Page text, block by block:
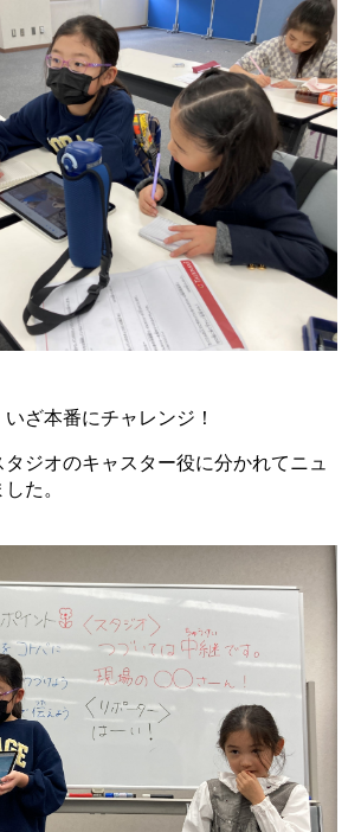
ざ本番にチャレンジ！
ジオのキャスター役に分かれてニュ
た。